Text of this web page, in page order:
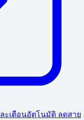
ะเตือนอัตโนมัติ ลดสาย